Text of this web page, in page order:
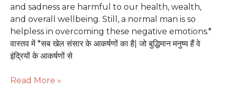
and sadness are harmful to our health, wealth,
and overall wellbeing. Still, a normal man is so
helpless in overcoming these negative emotions.*
वास्तव में *सब खेल संसार के आकर्षणों का है| जो बुद्धिमान मनुष्य हैं वे
इंद्रियों के आकर्षणों से
Read More »